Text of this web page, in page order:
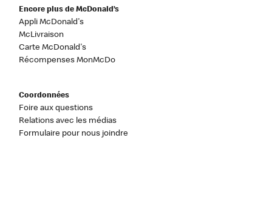
Encore plus de McDonald’s
Appli McDonald's
McLivraison
Carte McDonald's
Récompenses MonMcDo
Coordonnées
Foire aux questions
Relations avec les médias
Formulaire pour nous joindre